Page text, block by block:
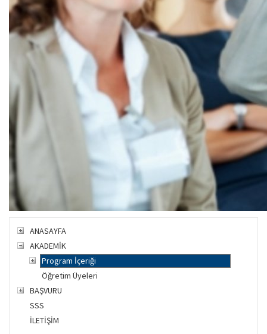
ANASAYFA
AKADEMİK
Program İçeriği
Öğretim Üyeleri
BAŞVURU
SSS
İLETİŞİM